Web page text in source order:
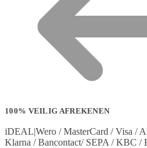
100% VEILIG AFREKENEN
iDEAL|Wero / MasterCard / Visa /
Klarna / Bancontact/ SEPA / KBC /